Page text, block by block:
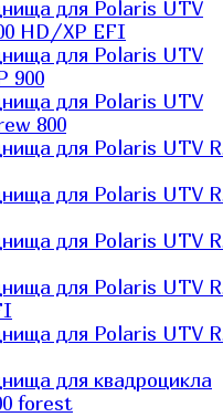
для Polaris UTV
HD/XP EFI
для Polaris UTV
900
для Polaris UTV
800
для Polaris UTV
для Polaris UTV
для Polaris UTV
для Polaris UTV
для Polaris UTV
для квадроцикла
forest